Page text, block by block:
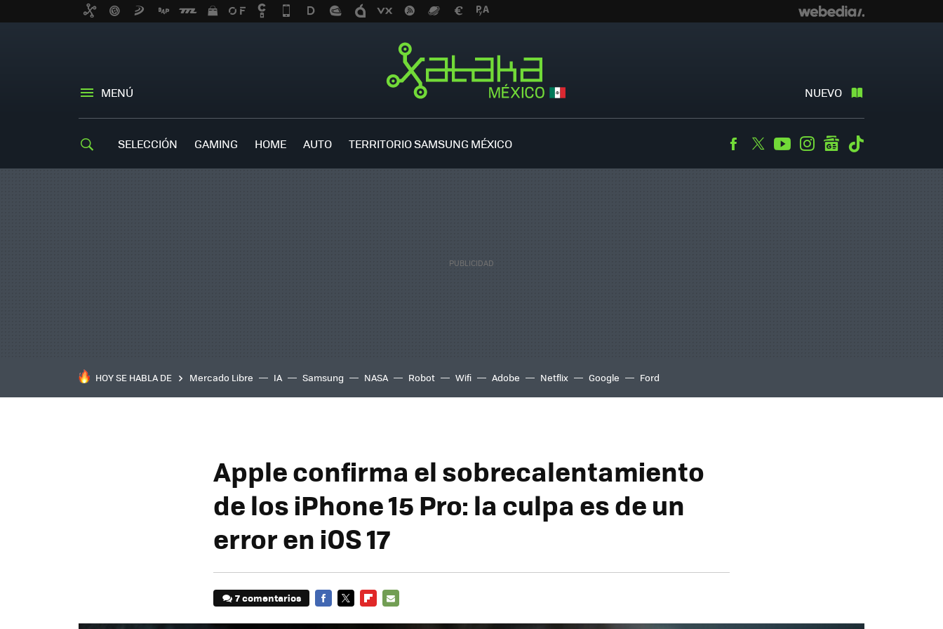
MENÚ NUEVO
SELECCIÓN GAMING HOME AUTO TERRITORIO SAMSUNG MÉXICO Facebook
TwitterYoutubeInstagramgooglenews
HOY SE HABLA DE Mercado Libre IA Samsung NASA Robot Wifi Adobe Netflix Google Ford
Apple confirma el sobrecalentamiento
de los iPhone 15 Pro: la culpa es de un
error en iOS 17
7 comentarios